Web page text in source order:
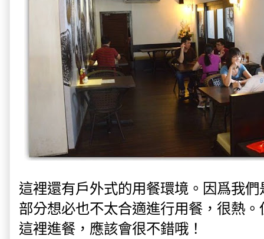
這裡還有戶外式的用餐環境。因爲我
部分想必也不太合適進行用餐，很熱
這裡進餐，應該會很不錯哦！